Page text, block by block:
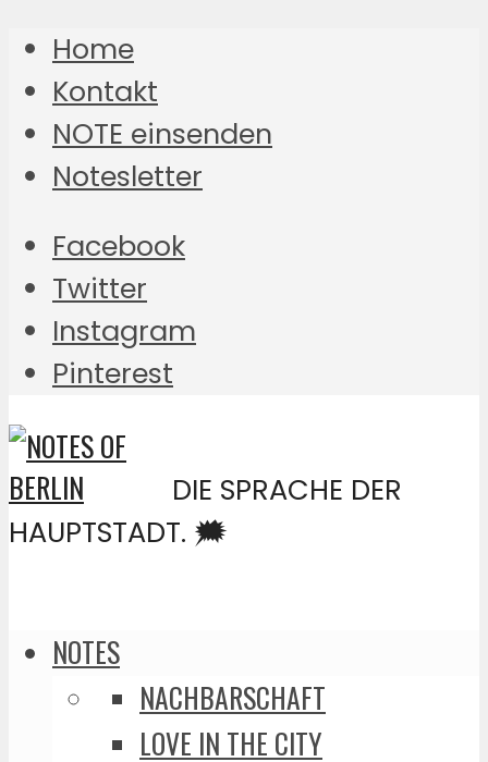
Home
Kontakt
NOTE einsenden
Notesletter
Facebook
Twitter
Instagram
Pinterest
DIE SPRACHE DER
HAUPTSTADT. 🗯️
NOTES
NACHBARSCHAFT
LOVE IN THE CITY